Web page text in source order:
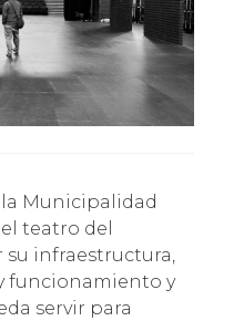
teatro del
su infraestructura,
funcionamiento y
servir para